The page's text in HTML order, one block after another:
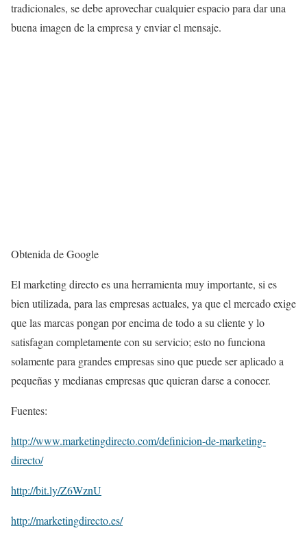
tradicionales, se debe aprovechar cualquier espacio para dar una
buena imagen de la empresa y enviar el mensaje.
Obtenida de Google
El marketing directo es una herramienta muy importante, si es
bien utilizada, para las empresas actuales, ya que el mercado exige
que las marcas pongan por encima de todo a su cliente y lo
satisfagan completamente con su servicio; esto no funciona
solamente para grandes empresas sino que puede ser aplicado a
pequeñas y medianas empresas que quieran darse a conocer.
Fuentes:
http://www.marketingdirecto.com/definicion-de-marketing-
directo/
http://bit.ly/Z6WznU
http://marketingdirecto.es/